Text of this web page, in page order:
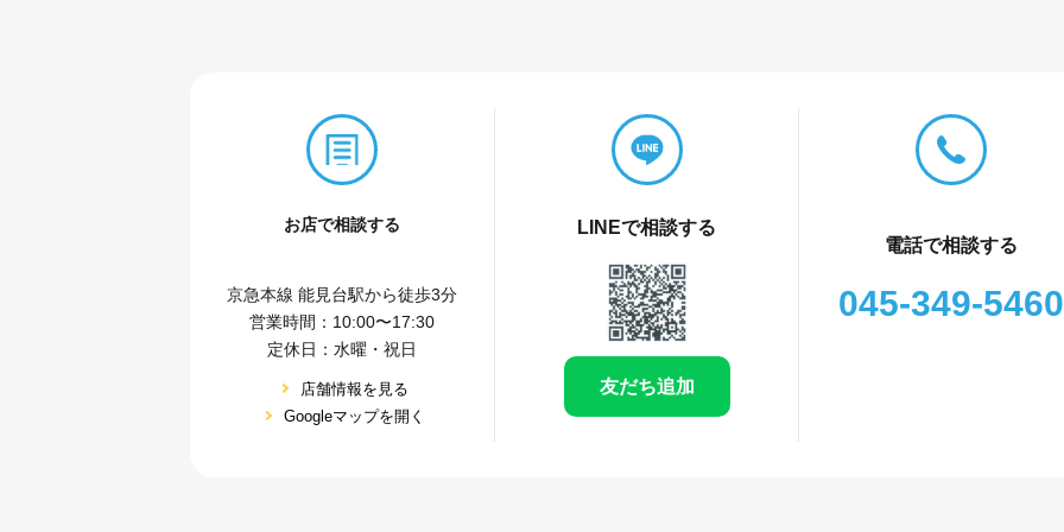
お店で相談する
京急本線 能⾒台駅から徒歩3分
営業時間：10:00〜17:30
定休⽇：⽔曜・祝⽇
店舗情報を⾒る
Googleマップを開く
LINEで相談する
友だち追加
電話で相談する
045-349-5460